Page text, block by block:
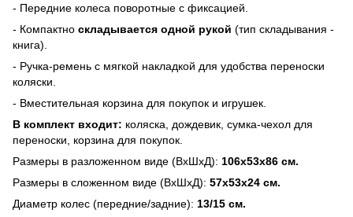
- Передние колеса поворотные с фиксацией.
- Компактно складывается одной рукой (тип складывания -
книга).
- Ручка-ремень с мягкой накладкой для удобства переноски
коляски.
- Вместительная корзина для покупок и игрушек.
В комплект входит: коляска, дождевик, сумка-чехол для
переноски, корзина для покупок.
Размеры в разложенном виде (ВхШхД): 106х53х86 см.
Размеры в сложенном виде (ВхШхД): 57х53х24 см.
Диаметр колес (передние/задние): 13/15 см.